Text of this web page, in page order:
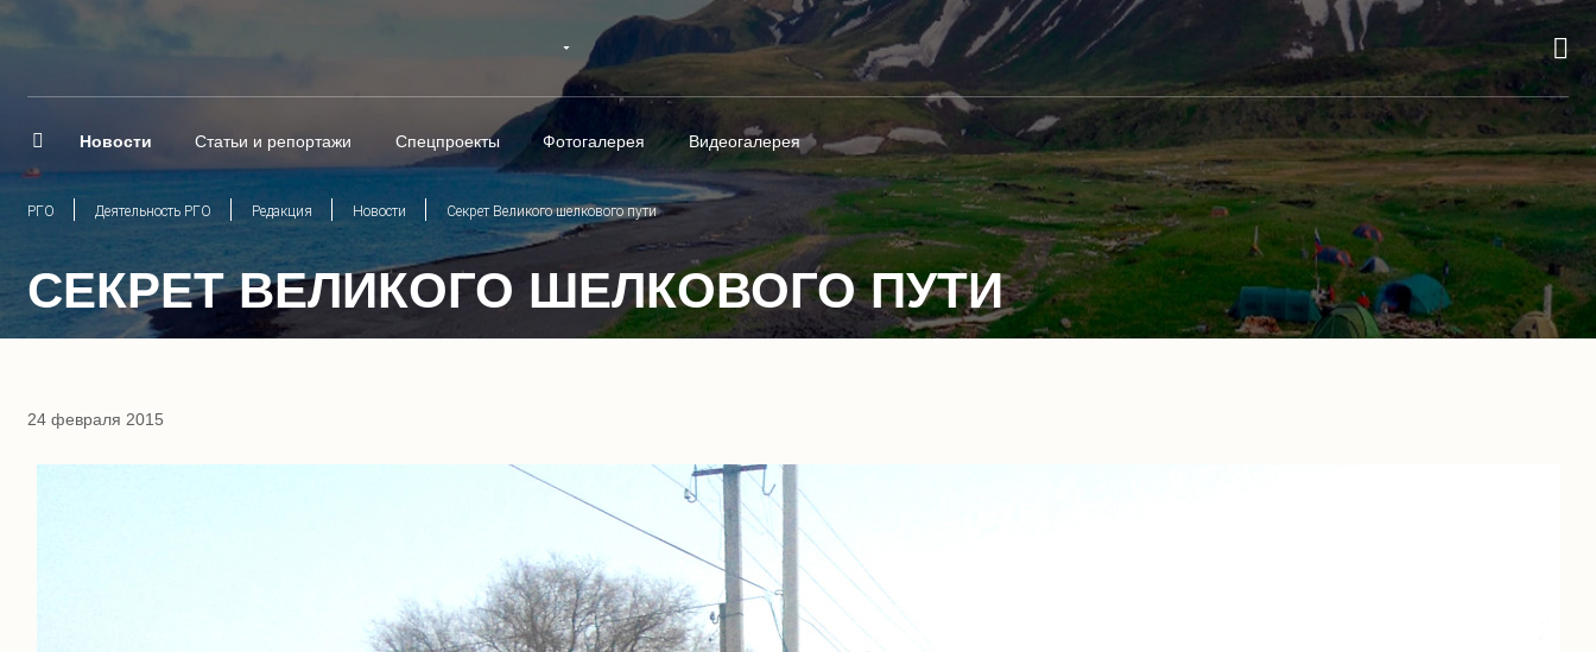
Новости Статьи и репортажи Спецпроекты Фотогалерея Видеогалерея
РГО Деятельность РГО Редакция Новости Секрет Великого шелкового пути
СЕКРЕТ ВЕЛИКОГО ШЕЛКОВОГО ПУТИ
24 февраля 2015